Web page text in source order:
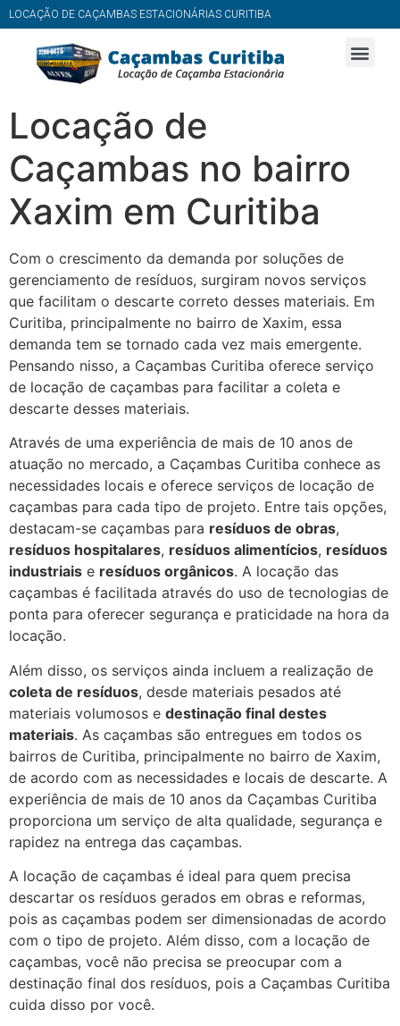
LOCAÇÃO DE CAÇAMBAS ESTACIONÁRIAS CURITIBA
Locação de
Caçambas no bairro
Xaxim em Curitiba
Com o crescimento da demanda por soluções de
gerenciamento de resíduos, surgiram novos serviços
que facilitam o descarte correto desses materiais. Em
Curitiba, principalmente no bairro de Xaxim, essa
demanda tem se tornado cada vez mais emergente.
Pensando nisso, a Caçambas Curitiba oferece serviço
de locação de caçambas para facilitar a coleta e
descarte desses materiais.
Através de uma experiência de mais de 10 anos de
atuação no mercado, a Caçambas Curitiba conhece as
necessidades locais e oferece serviços de locação de
caçambas para cada tipo de projeto. Entre tais opções,
destacam-se caçambas para resíduos de obras,
resíduos hospitalares, resíduos alimentícios, resíduos
industriais e resíduos orgânicos. A locação das
caçambas é facilitada através do uso de tecnologias de
ponta para oferecer segurança e praticidade na hora da
locação.
Além disso, os serviços ainda incluem a realização de
coleta de resíduos, desde materiais pesados ​​até
materiais volumosos e destinação final destes
materiais. As caçambas são entregues em todos os
bairros de Curitiba, principalmente no bairro de Xaxim,
de acordo com as necessidades e locais de descarte. A
experiência de mais de 10 anos da Caçambas Curitiba
proporciona um serviço de alta qualidade, segurança e
rapidez na entrega das caçambas.
A locação de caçambas é ideal para quem precisa
descartar os resíduos gerados em obras e reformas,
pois as caçambas podem ser dimensionadas de acordo
com o tipo de projeto. Além disso, com a locação de
caçambas, você não precisa se preocupar com a
destinação final dos resíduos, pois a Caçambas Curitiba
cuida disso por você.